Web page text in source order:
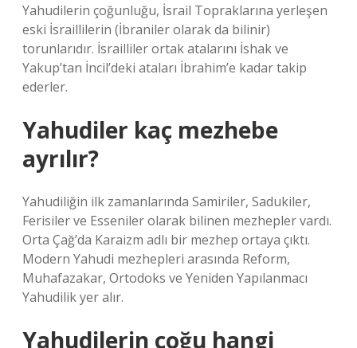
Yahudilerin çoğunluğu, İsrail Topraklarına yerleşen
eski İsraillilerin (İbraniler olarak da bilinir)
torunlarıdır. İsrailliler ortak atalarını İshak ve
Yakup’tan İncil’deki ataları İbrahim’e kadar takip
ederler.
Yahudiler kaç mezhebe
ayrılır?
Yahudiliğin ilk zamanlarında Samiriler, Sadukiler,
Ferisiler ve Esseniler olarak bilinen mezhepler vardı.
Orta Çağ’da Karaizm adlı bir mezhep ortaya çıktı.
Modern Yahudi mezhepleri arasında Reform,
Muhafazakar, Ortodoks ve Yeniden Yapılanmacı
Yahudilik yer alır.
Yahudilerin çoğu hangi